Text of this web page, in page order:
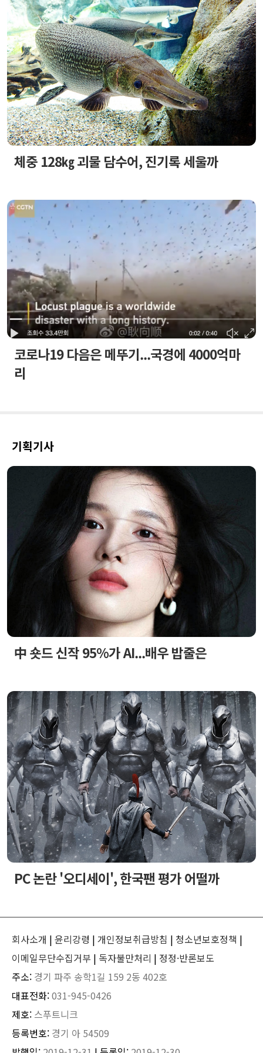
체중 128㎏ 괴물 담수어, 진기록 세울까
코로나19 다음은 메뚜기...국경에 4000억마
리
기획기사
中 숏드 신작 95%가 AI...배우 밥줄은
PC 논란 '오디세이', 한국팬 평가 어떨까
회사소개 | 윤리강령 | 개인정보취급방침 | 청소년보호정책 |
이메일무단수집거부 | 독자불만처리 | 정정·반론보도
주소: 경기 파주 송학1길 159 2동 402호
대표전화:031-945-0426
제호: 스푸트니크
등록번호: 경기 아 54509